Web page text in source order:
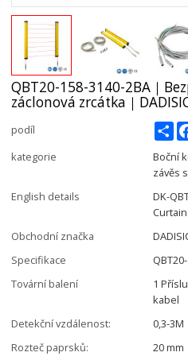
QBT20-158-3140-2BA｜
záclonová zrcátka｜
podíl
kategorie
Boční
závěs
English details
DK-
Obchodní značka
Specifikace
Tovární balení
1
kabel
Detekční vzdálenost:
0,3-3M
Rozteč paprsků:
20 mm